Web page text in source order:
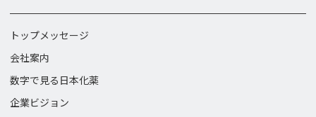
トップメッセージ
会社案内
数字で見る日本化薬
企業ビジョン